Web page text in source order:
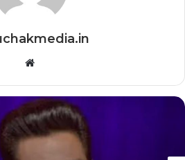
Website